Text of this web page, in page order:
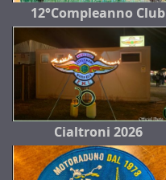
12°Compleanno Club
Cialtroni 2026